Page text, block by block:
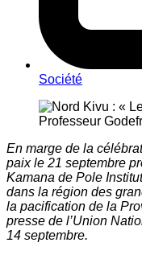
Société
En marge de la
paix le 21 septembre
Kamana de Pole
dans la région des
la pacification de la
presse de l’Union
14 septembre.